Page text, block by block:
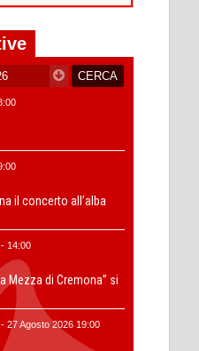
il concerto all’alba
14:00
Mezza di Cremona” si
27 Agosto 2026 19:00